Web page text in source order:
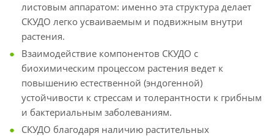
листовым аппаратом: именно эта структура делает
СКУДО легко усваиваемым и подвижным внутри
растения.
Взаимодействие компонентов СКУДО с
биохимическим процессом растения ведет к
повышению естественной (эндогенной)
устойчивости к стрессам и толерантности к грибным
и бактериальным заболеваниям.
СКУДО благодаря наличию растительных